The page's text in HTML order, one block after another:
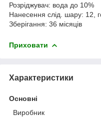
Розріджувач: вода до 10%
Нанесення слід. шару: 12,
Зберігання: 36 місяців
Приховати
Характеристики
Основні
Виробник